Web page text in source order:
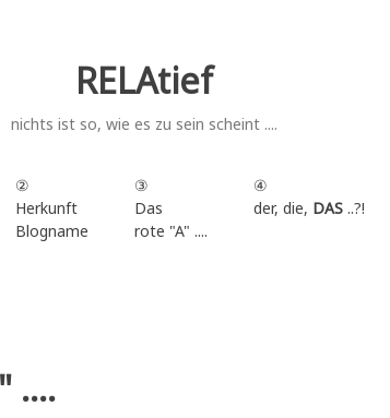
RELAtief
nichts ist so, wie es zu sein scheint ....
②
Herkunft
Blogname
③
Das
rote "A" ....
④
der, die, DAS..?!
....